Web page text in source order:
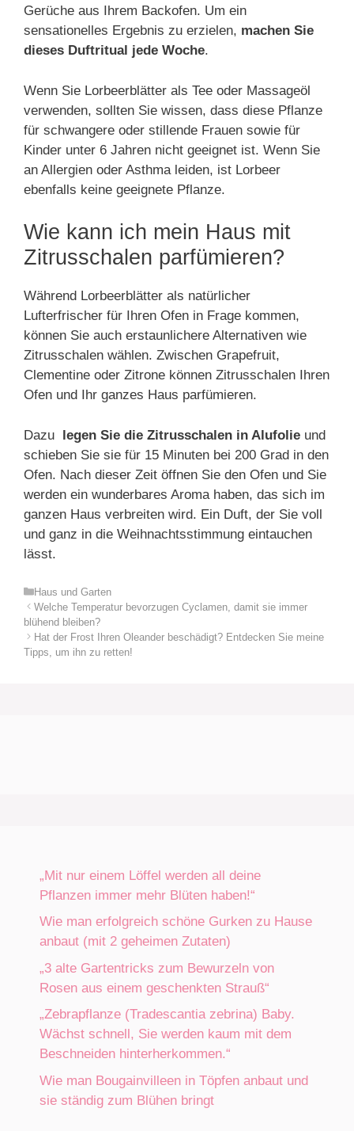
Gerüche aus Ihrem Backofen. Um ein
sensationelles Ergebnis zu erzielen, machen Sie
dieses Duftritual jede Woche.
Wenn Sie Lorbeerblätter als Tee oder Massageöl
verwenden, sollten Sie wissen, dass diese Pflanze
für schwangere oder stillende Frauen sowie für
Kinder unter 6 Jahren nicht geeignet ist. Wenn Sie
an Allergien oder Asthma leiden, ist Lorbeer
ebenfalls keine geeignete Pflanze.
Wie kann ich mein Haus mit
Zitrusschalen parfümieren?
Während Lorbeerblätter als natürlicher
Lufterfrischer für Ihren Ofen in Frage kommen,
können Sie auch erstaunlichere Alternativen wie
Zitrusschalen wählen. Zwischen Grapefruit,
Clementine oder Zitrone können Zitrusschalen Ihren
Ofen und Ihr ganzes Haus parfümieren.
Dazu legen Sie die Zitrusschalen in Alufolie und
schieben Sie sie für 15 Minuten bei 200 Grad in den
Ofen. Nach dieser Zeit öffnen Sie den Ofen und Sie
werden ein wunderbares Aroma haben, das sich im
ganzen Haus verbreiten wird. Ein Duft, der Sie voll
und ganz in die Weihnachtsstimmung eintauchen
lässt.
Kategorien
Haus und Garten
Welche Temperatur bevorzugen Cyclamen, damit sie immer
blühend bleiben?
Hat der Frost Ihren Oleander beschädigt? Entdecken Sie meine
Tipps, um ihn zu retten!
„Mit nur einem Löffel werden all deine
Pflanzen immer mehr Blüten haben!“
Wie man erfolgreich schöne Gurken zu Hause
anbaut (mit 2 geheimen Zutaten)
„3 alte Gartentricks zum Bewurzeln von
Rosen aus einem geschenkten Strauß“
„Zebrapflanze (Tradescantia zebrina) Baby.
Wächst schnell, Sie werden kaum mit dem
Beschneiden hinterherkommen.“
Wie man Bougainvilleen in Töpfen anbaut und
sie ständig zum Blühen bringt